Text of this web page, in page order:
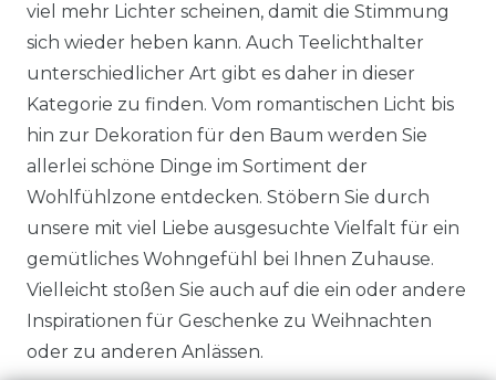
viel mehr Lichter scheinen, damit die Stimmung
sich wieder heben kann. Auch Teelichthalter
unterschiedlicher Art gibt es daher in dieser
Kategorie zu finden. Vom romantischen Licht bis
hin zur Dekoration für den Baum werden Sie
allerlei schöne Dinge im Sortiment der
Wohlfühlzone entdecken. Stöbern Sie durch
unsere mit viel Liebe ausgesuchte Vielfalt für ein
gemütliches Wohngefühl bei Ihnen Zuhause.
Vielleicht stoßen Sie auch auf die ein oder andere
Inspirationen für Geschenke zu Weihnachten
oder zu anderen Anlässen.